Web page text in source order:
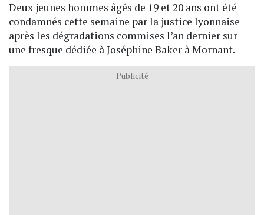
Deux jeunes hommes âgés de 19 et 20 ans ont été
condamnés cette semaine par la justice lyonnaise
après les dégradations commises l’an dernier sur
une fresque dédiée à Joséphine Baker à Mornant.
Publicité